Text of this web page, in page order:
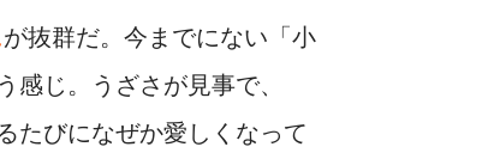
が抜群だ。今までにない「小
感じ。うざさが見事で、
たびになぜか愛しくなって